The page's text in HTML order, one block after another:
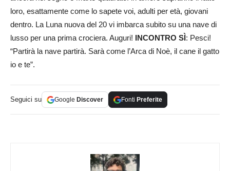
loro, esattamente come lo sapete voi, adulti per età, giovani
dentro. La Luna nuova del 20 vi imbarca subito su una nave di
lusso per una prima crociera. Auguri! INCONTRO SÌ: Pesci!
“Partirà la nave partirà. Sarà come l’Arca di Noè, il cane il gatto
io e te”.
Seguici su Google Discover Fonti Preferite